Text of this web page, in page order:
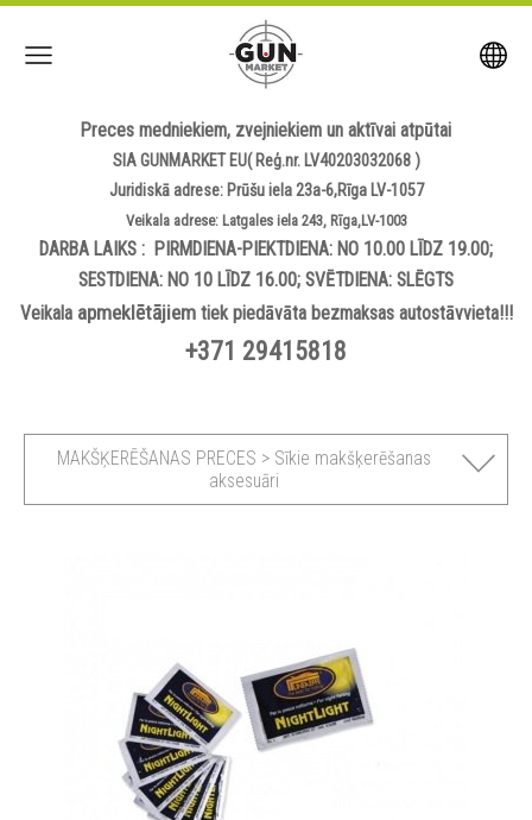
Preces medniekiem, zvejniekiem un aktīvai atpūtai
SIA GUNMARKET EU( Reģ.nr. LV40203032068 )
Juridiskā adrese: Prūšu iela 23a-6,Rīga LV-1057
Veikala adrese: Latgales iela 243, Rīga,LV-1003
DARBA LAIKS : PIRMDIENA-PIEKTDIENA: NO 10.00 LĪDZ 19.00;
SESTDIENA: NO 10 LĪDZ 16.00; SVĒTDIENA: SLĒGTS
Veikala apmeklētājiemtiek piedāvāta bezmaksas autostāvvieta!!!
+371 29415818
MAKŠĶERĒŠANAS PRECES > Sīkie makšķerēšanas
aksesuāri